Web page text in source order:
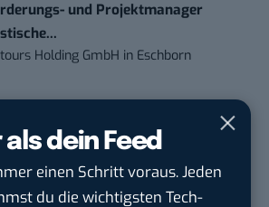
dein Feed
einen Schritt voraus. Jeden
du die wichtigsten Tech-
und Projektmanager
Holding GmbH in Eschborn
& Winz GmbH in Geislingen an